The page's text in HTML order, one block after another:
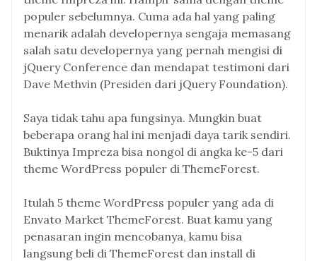
populer sebelumnya. Cuma ada hal yang paling
menarik adalah developernya sengaja memasang
salah satu developernya yang pernah mengisi di
jQuery Conference dan mendapat testimoni dari
Dave Methvin (Presiden dari jQuery Foundation).
Saya tidak tahu apa fungsinya. Mungkin buat
beberapa orang hal ini menjadi daya tarik sendiri.
Buktinya Impreza bisa nongol di angka ke-5 dari
theme WordPress populer di ThemeForest.
Itulah 5 theme WordPress populer yang ada di
Envato Market ThemeForest. Buat kamu yang
penasaran ingin mencobanya, kamu bisa
langsung beli di ThemeForest dan install di